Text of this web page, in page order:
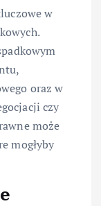
w
oraz w
czy
może
mogłyby